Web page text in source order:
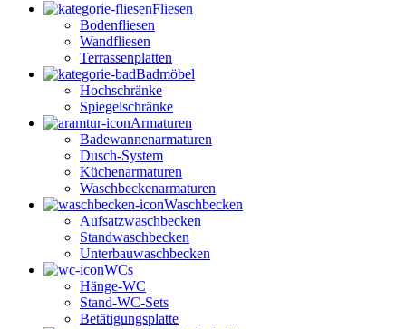
Fliesen
Bodenfliesen
Wandfliesen
Terrassenplatten
Badmöbel
Hochschränke
Spiegelschränke
Armaturen
Badewannenarmaturen
Dusch-System
Küchenarmaturen
Waschbeckenarmaturen
Waschbecken
Aufsatzwaschbecken
Standwaschbecken
Unterbauwaschbecken
WCs
Hänge-WC
Stand-WC-Sets
Betätigungsplatte